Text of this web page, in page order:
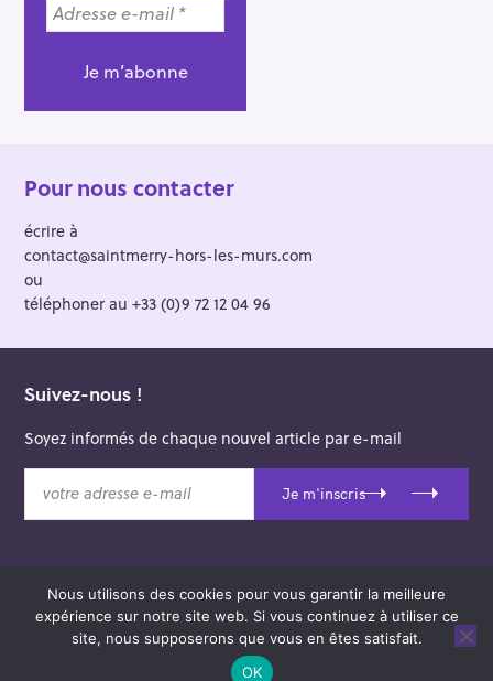
Pour nous contacter
écrire à
contact@saintmerry-hors-les-murs.com
ou
téléphoner au +33 (0)9 72 12 04 96
Suivez-nous !
Soyez informés de chaque nouvel article par e-mail
t
Je m'inscris
© 2026 Saint-Merry Hors-les-Murs.
Theme: Felt byPixelgrade.
Nous utilisons des cookies pour vous garantir la meilleure
expérience sur notre site web. Si vous continuez à utiliser ce
site, nous supposerons que vous en êtes satisfait.
OK